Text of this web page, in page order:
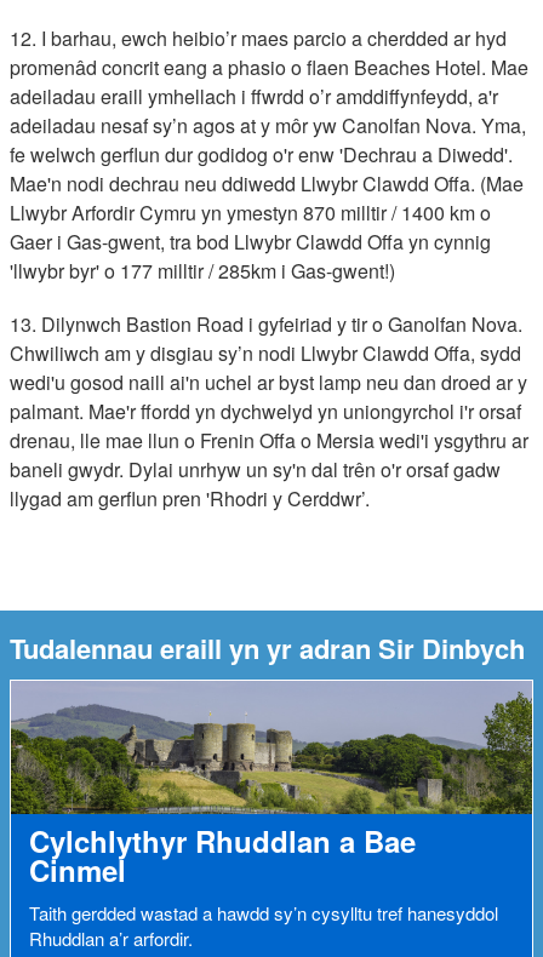
12. I barhau, ewch heibio’r maes parcio a cherdded ar hyd
promenâd concrit eang a phasio o flaen Beaches Hotel. Mae
adeiladau eraill ymhellach i ffwrdd o’r amddiffynfeydd, a'r
adeiladau nesaf sy’n agos at y môr yw Canolfan Nova. Yma,
fe welwch gerflun dur godidog o'r enw 'Dechrau a Diwedd'.
Mae'n nodi dechrau neu ddiwedd Llwybr Clawdd Offa. (Mae
Llwybr Arfordir Cymru yn ymestyn 870 milltir / 1400 km o
Gaer i Gas-gwent, tra bod Llwybr Clawdd Offa yn cynnig
'llwybr byr' o 177 milltir / 285km i Gas-gwent!)
13. Dilynwch Bastion Road i gyfeiriad y tir o Ganolfan Nova.
Chwiliwch am y disgiau sy’n nodi Llwybr Clawdd Offa, sydd
wedi'u gosod naill ai'n uchel ar byst lamp neu dan droed ar y
palmant. Mae'r ffordd yn dychwelyd yn uniongyrchol i'r orsaf
drenau, lle mae llun o Frenin Offa o Mersia wedi'i ysgythru ar
baneli gwydr. Dylai unrhyw un sy'n dal trên o'r orsaf gadw
llygad am gerflun pren 'Rhodri y Cerddwr’.
Tudalennau eraill yn yr adran Sir Dinbych
Cylchlythyr Rhuddlan a Bae
Cinmel
Taith gerdded wastad a hawdd sy’n cysylltu tref hanesyddol
Rhuddlan a’r arfordir.